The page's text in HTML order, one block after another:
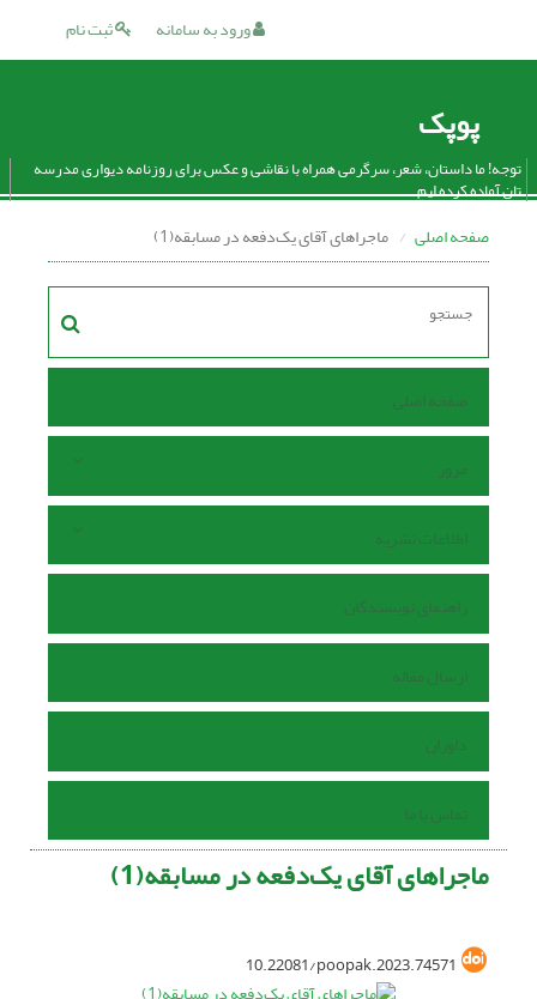
ثبت نام ورود به سامانه
پوپک
توجه! ما داستان، شعر، سرگرمی همراه با نقاشی و عکس برای روزنامه دیواری مدرسه
تان آماده کرده ایم.
صفحه اصلی ماجراهای آقای یک‌دفعه در مسابقه(1)
صفحه اصلی
مرور
اطلاعات نشریه
راهنمای نویسندگان
ارسال مقاله
داوران
تماس با ما
ماجراهای آقای یک‌دفعه در مسابقه(1)
10.22081/poopak.2023.74571